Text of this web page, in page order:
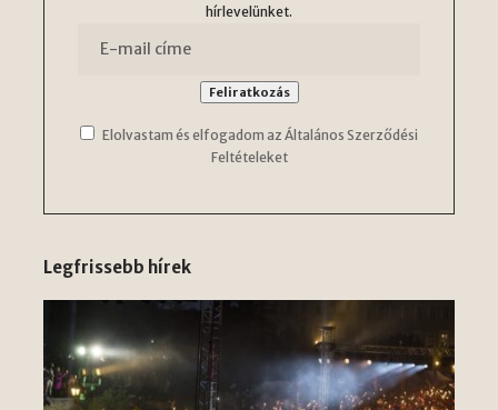
hírlevelünket.
Elolvastam és elfogadom az Általános Szerződési
Feltételeket
Legfrissebb hírek